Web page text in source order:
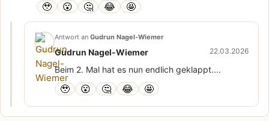
🥹 😮 🤔 😂 🤩
Antwort an Gudrun Nagel-Wiemer
Gudrun Nagel-Wiemer 22.03.2026
Beim 2. Mal hat es nun endlich geklappt....
🥹 😮 🤔 😂 🤩